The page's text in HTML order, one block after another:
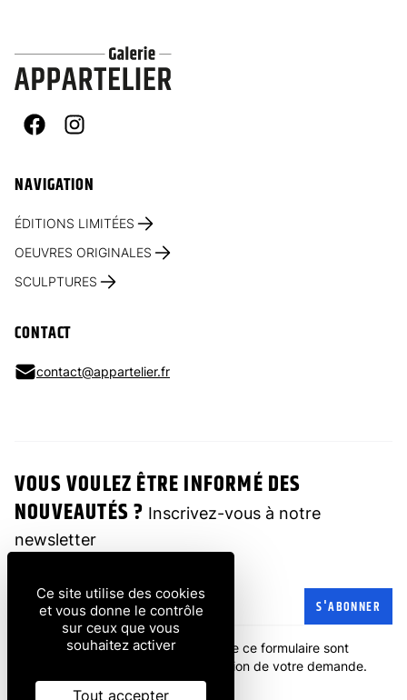
FacebookInstagram
NAVIGATION
ÉDITIONS LIMITÉES
OEUVRES ORIGINALES
SCULPTURES
CONTACT
contact@appartelier.fr
VOUS VOULEZ ÊTRE INFORMÉ DES
NOUVEAUTÉS ? Inscrivez-vous à notre
newsletter
Adresse e-mail S'ABONNER
Les informations recueillies à partir de ce formulaire sont
transmises à l'entreprise pour la gestion de votre demande.
politique de confidentialité.
Ce site utilise des cookies
et vous donne le contrôle
sur ceux que vous
souhaitez activer
Tout accepter